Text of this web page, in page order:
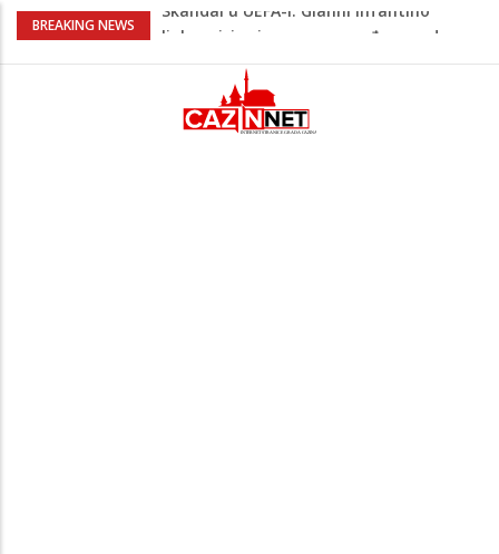
BREAKING NEWS
Kuhar otkrio kako pripremiti jaja
Stvari koje su djeca 80-ih radila bez
pitanja, a danas moraju tražiti
dopuštenje